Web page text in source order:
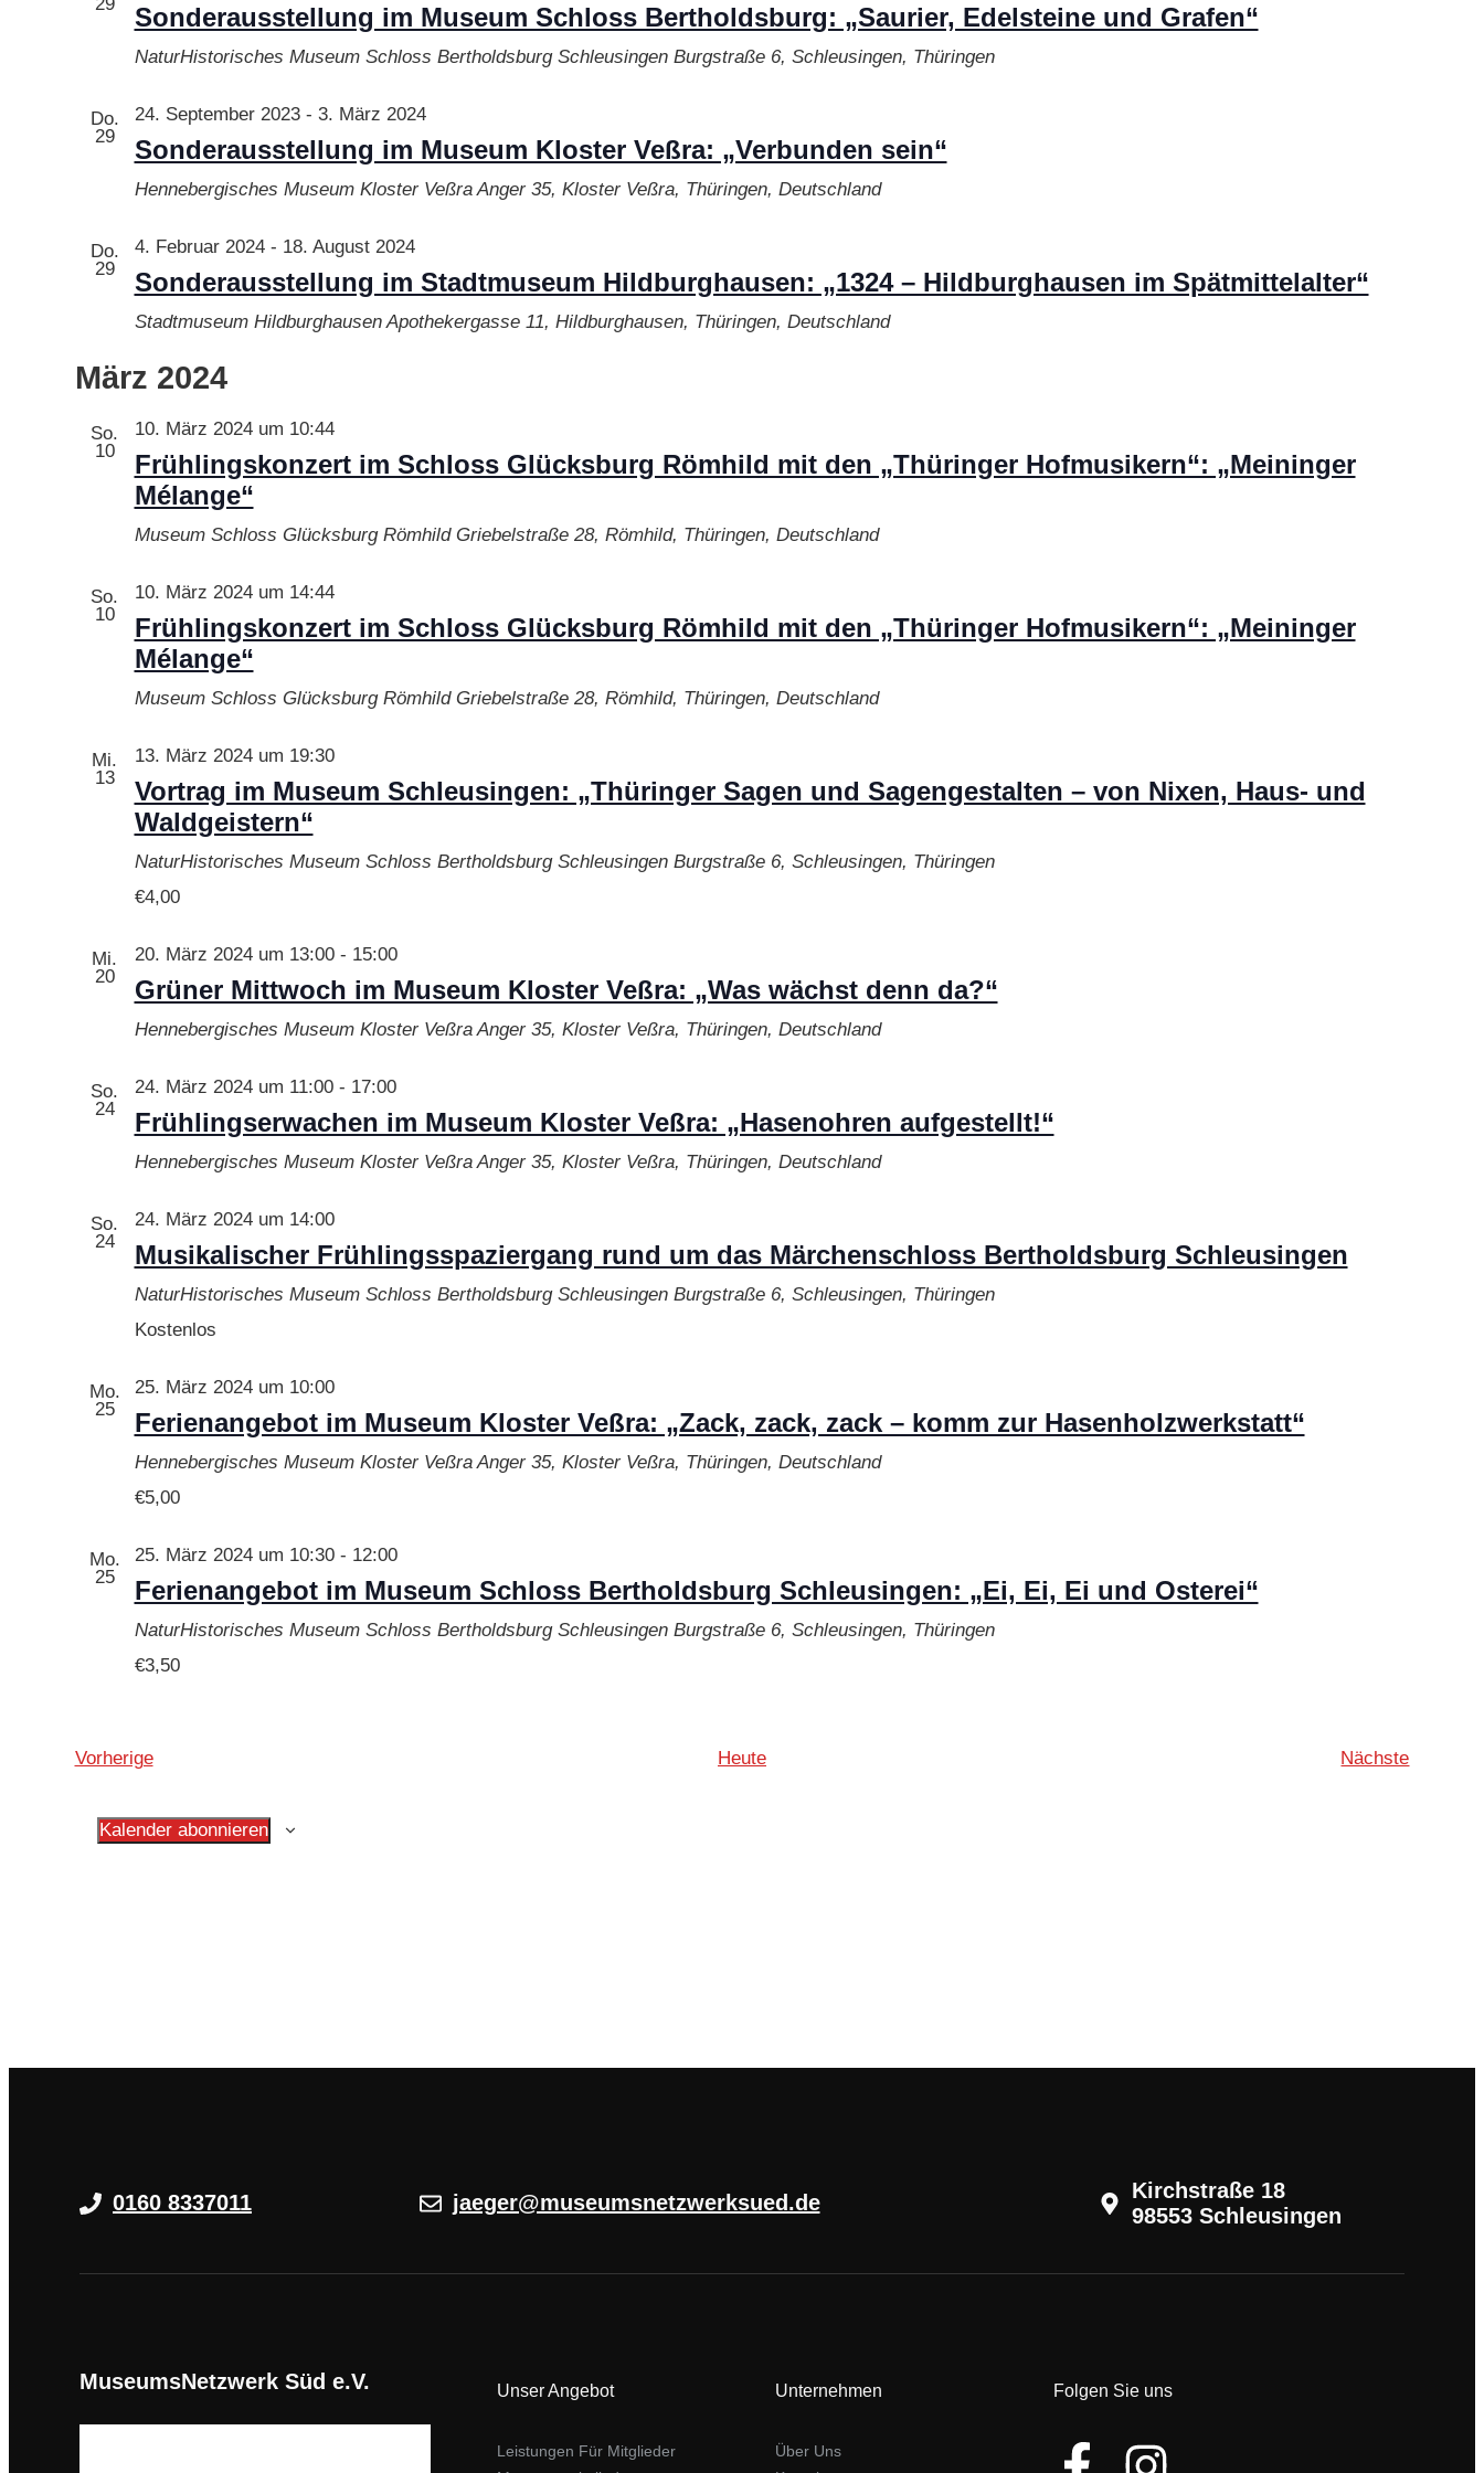
Sonderausstellung im Museum Schloss Bertholdsburg: „Saurier, Edelsteine und Grafen“
NaturHistorisches Museum Schloss Bertholdsburg Schleusingen Burgstraße 6, Schleusingen, Thüringen
Do.
29
Sonderausstellung im Museum Kloster Veßra: „Verbunden sein“
24. September 2023- 3. März 2024
Hennebergisches Museum Kloster Veßra Anger 35, Kloster Veßra, Thüringen, Deutschland
Do.
29
Sonderausstellung im Stadtmuseum Hildburghausen: „1324 – Hildburghausen im Spätmittelalter“
4. Februar 2024- 18. August 2024
Stadtmuseum Hildburghausen Apothekergasse 11, Hildburghausen, Thüringen, Deutschland
März 2024
So.
10
Frühlingskonzert im Schloss Glücksburg Römhild mit den „Thüringer Hofmusikern“: „Meininger
Mélange“
10. März 2024 um 10:44
Museum Schloss Glücksburg Römhild Griebelstraße 28, Römhild, Thüringen, Deutschland
So.
10
Frühlingskonzert im Schloss Glücksburg Römhild mit den „Thüringer Hofmusikern“: „Meininger
Mélange“
10. März 2024 um 14:44
Museum Schloss Glücksburg Römhild Griebelstraße 28, Römhild, Thüringen, Deutschland
Mi.
13
Vortrag im Museum Schleusingen: „Thüringer Sagen und Sagengestalten – von Nixen, Haus- und
Waldgeistern“
13. März 2024 um 19:30
NaturHistorisches Museum Schloss Bertholdsburg Schleusingen Burgstraße 6, Schleusingen, Thüringen
€4,00
Mi.
20
Grüner Mittwoch im Museum Kloster Veßra: „Was wächst denn da?“
20. März 2024 um 13:00- 15:00
Hennebergisches Museum Kloster Veßra Anger 35, Kloster Veßra, Thüringen, Deutschland
So.
24
Frühlingserwachen im Museum Kloster Veßra: „Hasenohren aufgestellt!“
24. März 2024 um 11:00- 17:00
Hennebergisches Museum Kloster Veßra Anger 35, Kloster Veßra, Thüringen, Deutschland
So.
24
Musikalischer Frühlingsspaziergang rund um das Märchenschloss Bertholdsburg Schleusingen
24. März 2024 um 14:00
NaturHistorisches Museum Schloss Bertholdsburg Schleusingen Burgstraße 6, Schleusingen, Thüringen
Kostenlos
Mo.
25
Ferienangebot im Museum Kloster Veßra: „Zack, zack, zack – komm zur Hasenholzwerkstatt“
25. März 2024 um 10:00
Hennebergisches Museum Kloster Veßra Anger 35, Kloster Veßra, Thüringen, Deutschland
€5,00
Mo.
25
Ferienangebot im Museum Schloss Bertholdsburg Schleusingen: „Ei, Ei, Ei und Osterei“
25. März 2024 um 10:30- 12:00
NaturHistorisches Museum Schloss Bertholdsburg Schleusingen Burgstraße 6, Schleusingen, Thüringen
€3,50
VorherigeVeranstaltungen Heute Nächste
Kalender abonnieren
0160 8337011 jaeger@museumsnetzwerksued.de
Kirchstraße 18
98553 Schleusingen
MuseumsNetzwerk Süd e.V. Unser Angebot
Leistungen Für Mitglieder
Unternehmen
Über Uns
Folgen Sie uns